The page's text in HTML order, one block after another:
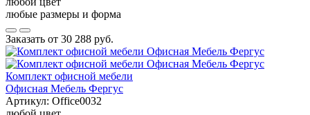
любые размеры и форма
Заказать от 30 288 руб.
Комплект офисной мебели
Офисная Мебель Фергус
Артикул: Office0032